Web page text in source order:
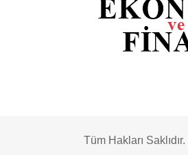
Tüm Hakları Saklıdır. |